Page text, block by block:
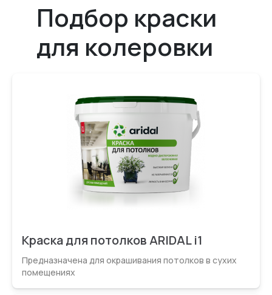
Подбор краски
для колеровки
Краска для потолков ARIDAL i1
Предназначена для окрашивания потолков в сухих
помещениях